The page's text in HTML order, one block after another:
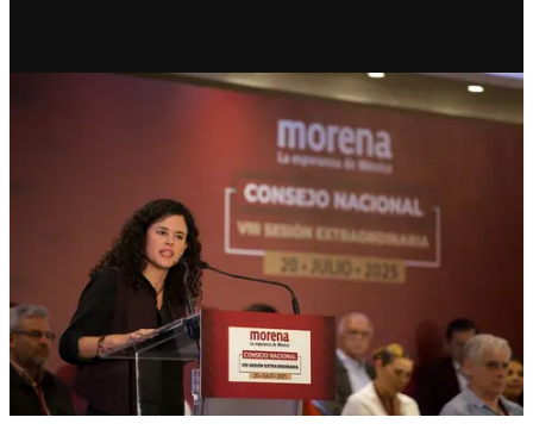
RECIENTE
Morena no encubre,
transforma: Luisa Alcalde